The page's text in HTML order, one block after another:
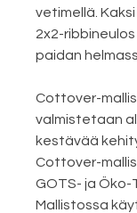
vetimellä.
2x2-
paidan
Cottover-
valmistetaan
kestävää
Cottover-
GOTS- ja Öko-
Mallistossa